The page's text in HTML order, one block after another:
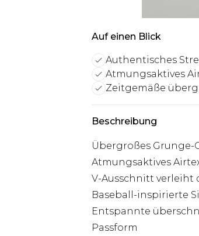
Auf einen Blick
Authentisches
Atmungsaktives
Zeitgemäße
Beschreibung
Übergroßes
Atmungsaktives
V-Ausschnitt verleiht
Baseball-inspirierte
Entspannte
Passform